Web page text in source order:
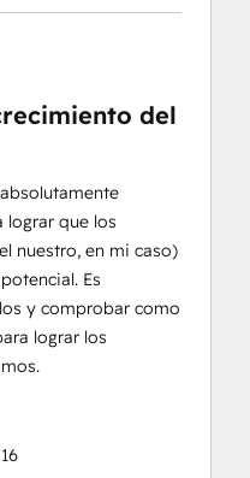
del
que los
nuestro, en mi caso)
Es
y comprobar como
lograr los